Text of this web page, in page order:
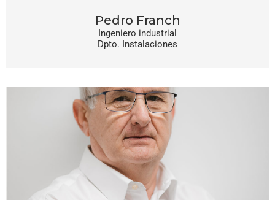
Pedro Franch
Ingeniero industrial
Dpto. Instalaciones